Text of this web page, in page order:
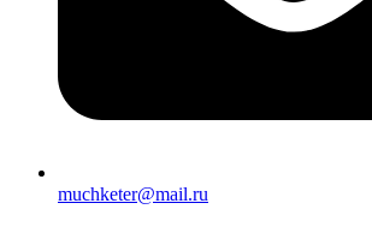
muchketer@mail.ru